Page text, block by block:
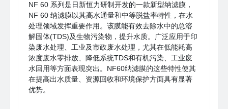
NF 60 系列是日新恒力研制开发的一款新型纳滤膜，
NF 60 纳滤膜以其高水通量和中等脱盐率特性，在水
处理领域发挥重要作用。该膜能有效去除水中的总溶
解固体(TDS)及生物污染物，提升水质。广泛应用于印
染废水处理、工业及市政废水处理，尤其在低能耗高
浓度废水零排放、降低系统TDS和有机污染、工业废
水回用等方面表现突出。NF60纳滤膜的这些特性使其
在提高出水质量、资源回收和环境保护方面具有显著
优势。